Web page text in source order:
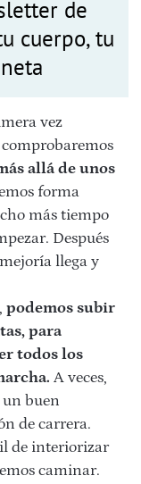
de
cuerpo, tu
vez
comprobaremos
allá de unos
forma
más tiempo
Después
llega y
podemos subir
para
todos los
A veces,
un buen
de carrera.
de interiorizar
caminar.